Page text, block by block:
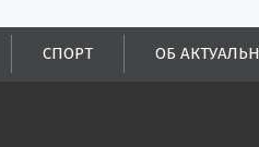
поступлений в
бюджеты всех уровней.
СПОРТ ОБ